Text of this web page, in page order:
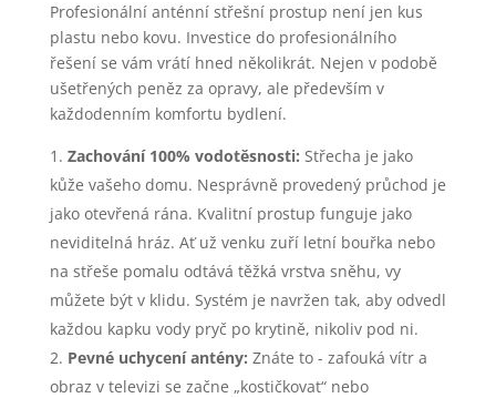
Profesionální anténní střešní prostup není jen kus
plastu nebo kovu. Investice do profesionálního
řešení se vám vrátí hned několikrát. Nejen v podobě
ušetřených peněz za opravy, ale především v
každodenním komfortu bydlení.
Zachování 100% vodotěsnosti: Střecha je jako
kůže vašeho domu. Nesprávně provedený průchod je
jako otevřená rána. Kvalitní prostup funguje jako
neviditelná hráz. Ať už venku zuří letní bouřka nebo
na střeše pomalu odtává těžká vrstva sněhu, vy
můžete být v klidu. Systém je navržen tak, aby odvedl
každou kapku vody pryč po krytině, nikoliv pod ni.
Pevné uchycení antény: Znáte to - zafouká vítr a
obraz v televizi se začne „kostičkovat“ nebo